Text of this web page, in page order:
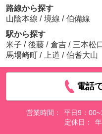
路線から探す
山陰本線 / 境線 / 伯備線
駅から探す
米子 / 後藤 / 倉吉 / 三本松
馬場崎町 / 上道 / 伯耆大山
電話
営業時間：
平日9：
定休日：